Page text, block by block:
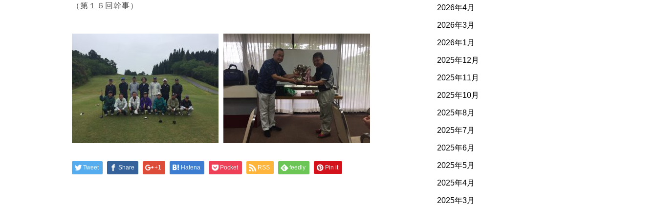
（第１６回幹事）
Tweet Share +1 Hatena Pocket RSS feedly Pin it
2026年4月
2026年3月
2026年1月
2025年12月
2025年11月
2025年10月
2025年8月
2025年7月
2025年6月
2025年5月
2025年4月
2025年3月